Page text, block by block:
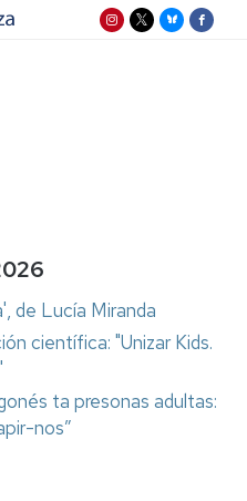
de Lucía Miranda
científica: "Unizar Kids.
ta presonas adultas:
nos”